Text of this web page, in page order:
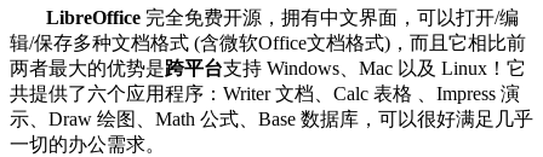
LibreOffice 完全免费开源，拥有中文界面，可以打开/编
辑/保存多种文档格式 (含微软Office文档格式)，而且它相比前
两者最大的优势是跨平台支持 Windows、Mac 以及 Linux！它
共提供了六个应用程序：Writer 文档、Calc 表格 、Impress 演
示、Draw 绘图、Math 公式、Base 数据库，可以很好满足几乎
一切的办公需求。